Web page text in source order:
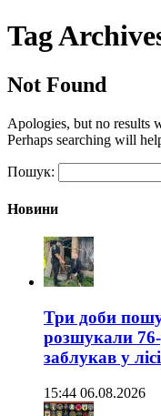
Tag
Not Found
Apologies, but no results
Perhaps searching will
Пошук:
Новини
Три доби
розшукали
заблукав у лісі
15:44 06.08.2026